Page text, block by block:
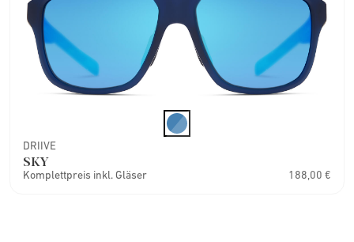
DRIIVE
SKY
Komplettpreis inkl. Gläser 188,00 €